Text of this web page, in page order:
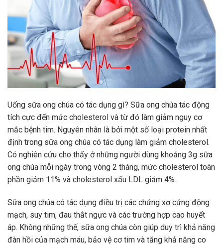
Uống sữa ong chúa có tác dụng gì? Sữa ong chúa tác động
tích cực đến mức cholesterol và từ đó làm giảm nguy cơ
mắc bệnh tim. Nguyên nhân là bởi một số loại protein nhất
định trong sữa ong chúa có tác dụng làm giảm cholesterol.
Có nghiên cứu cho thấy ở những người dùng khoảng 3g sữa
ong chúa mỗi ngày trong vòng 2 tháng, mức cholesterol toàn
phần giảm 11% và cholesterol xấu LDL giảm 4%.
Sữa ong chúa có tác dụng điều trị các chứng xơ cứng động
mạch, suy tim, đau thắt ngực và các trường hợp cao huyết
áp. Không những thế, sữa ong chúa còn giúp duy trì khả năng
đàn hồi của mạch máu, bảo vệ cơ tim và tăng khả năng co